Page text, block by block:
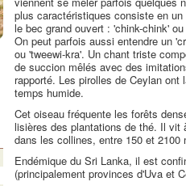
plus caractéristiques consiste en
le bec grand ouvert : 'chink-chink'
On peut parfois aussi entendre un
ou 'tweewi-kra'. Un chant triste
de succion mêlés avec des
rapporté. Les pirolles de Ceylan
temps humide.
Cet oiseau fréquente les forêts
lisières des plantations de thé. Il
dans les collines, entre 150 et 2100
Endémique du Sri Lanka, il est
(principalement provinces d'Uva et